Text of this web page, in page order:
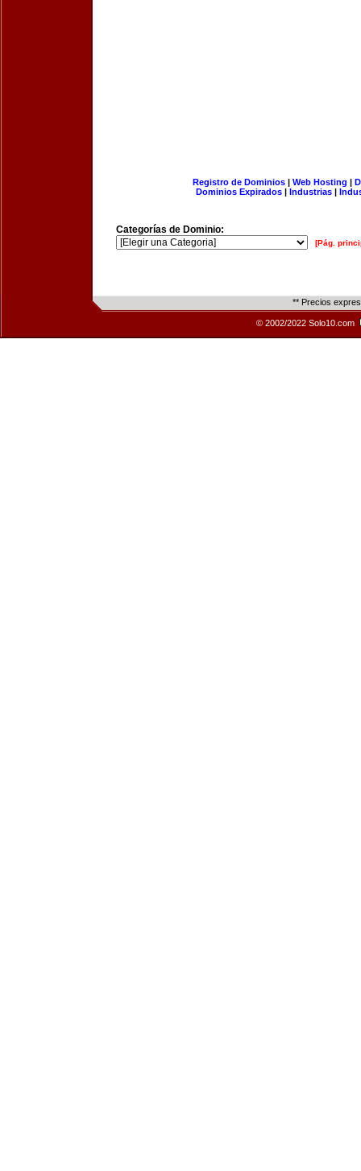
Registro de Dominios| Web Hosting |
Dominios Expirados | Industrias |
Categorías de Dominio:
[Pág.
** Precios
© 2002/2022 Solo10.com